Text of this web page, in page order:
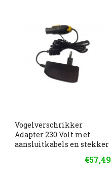
Vogelverschrikker
Adapter 230 Volt met
aansluitkabels en stekker
€57,49